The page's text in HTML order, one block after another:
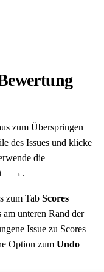
zum Überspringen
des Issues und klicke
die
+ →.
zum Tab Scores
unteren Rand der
Issue zu Scores
Option zum Undo